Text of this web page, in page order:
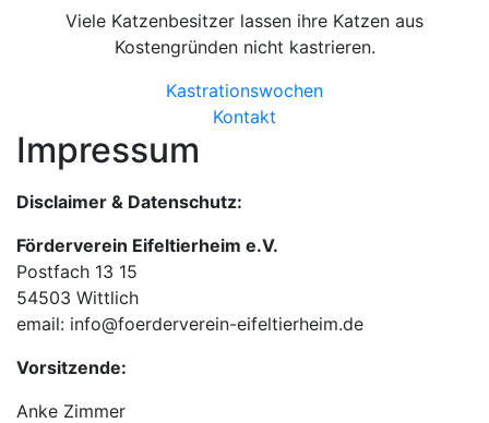
Viele Katzenbesitzer lassen ihre Katzen aus
Kostengründen nicht kastrieren.
Kastrationswochen
Kontakt
Impressum
Disclaimer & Datenschutz:
Förderverein Eifeltierheim e.V.
Postfach 13 15
54503 Wittlich
email: info@foerderverein-eifeltierheim.de
Vorsitzende:
Anke Zimmer